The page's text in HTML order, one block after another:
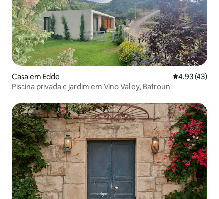
Casa em Edde Classificação
4,93 (43)
Piscina privada e jardim em Vino Valley, Batroun